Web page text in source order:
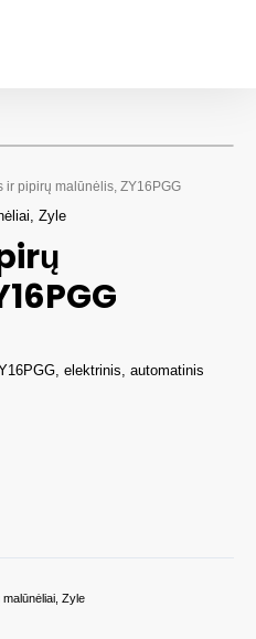
ir pipirų malūnėlis, ZY16PGG
, Zyle
elektrinis, automatinis
Zyle